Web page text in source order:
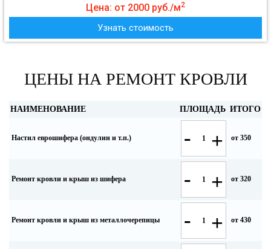
Цена: от 2000 руб./м2
Узнать стоимость
ЦЕНЫ НА РЕМОНТ КРОВЛИ
НАИМЕНОВАНИЕ ПЛОЩАДЬ ИТОГО
Настил еврошифера (ондулин и т.п.) - + от 350
Ремонт кровли и крыш из шифера - + от 320
Ремонт кровли и крыш из металлочерепицы - + от 430